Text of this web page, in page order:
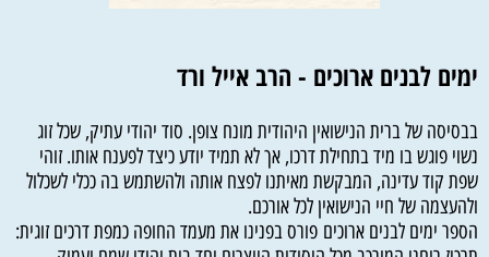
ימים לבנים ארוכים - הרב אייל ורד
בבסיסה של ברית הנישואין היהודית מונח צופן. סוד יהודי עתיק, שכל זוג
נשוי פוגש בו מיד בתחילת דרכו, אך לא תמיד יודע כיצד לפענח אותו. זוהי
שפת קוד עדינה, המבקשת מאיתנו לפצח אותה ולהשתמש בה ככלי לשכלול
ולהעצמה של חיי הנישואין לכל אורכם.
הספר ימים לבנים ארוכים פורס בפנינו את מעמד החופה כמפת דרכים זוגית: